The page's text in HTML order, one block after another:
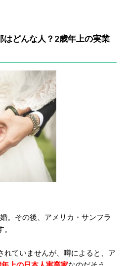
はどんな人？2歳年上の実業
。その後、アメリカ・サンフラ
れていませんが、噂によると、ア